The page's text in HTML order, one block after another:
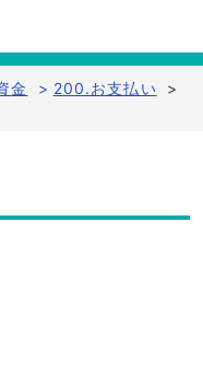
金 > 200.お支払い
>